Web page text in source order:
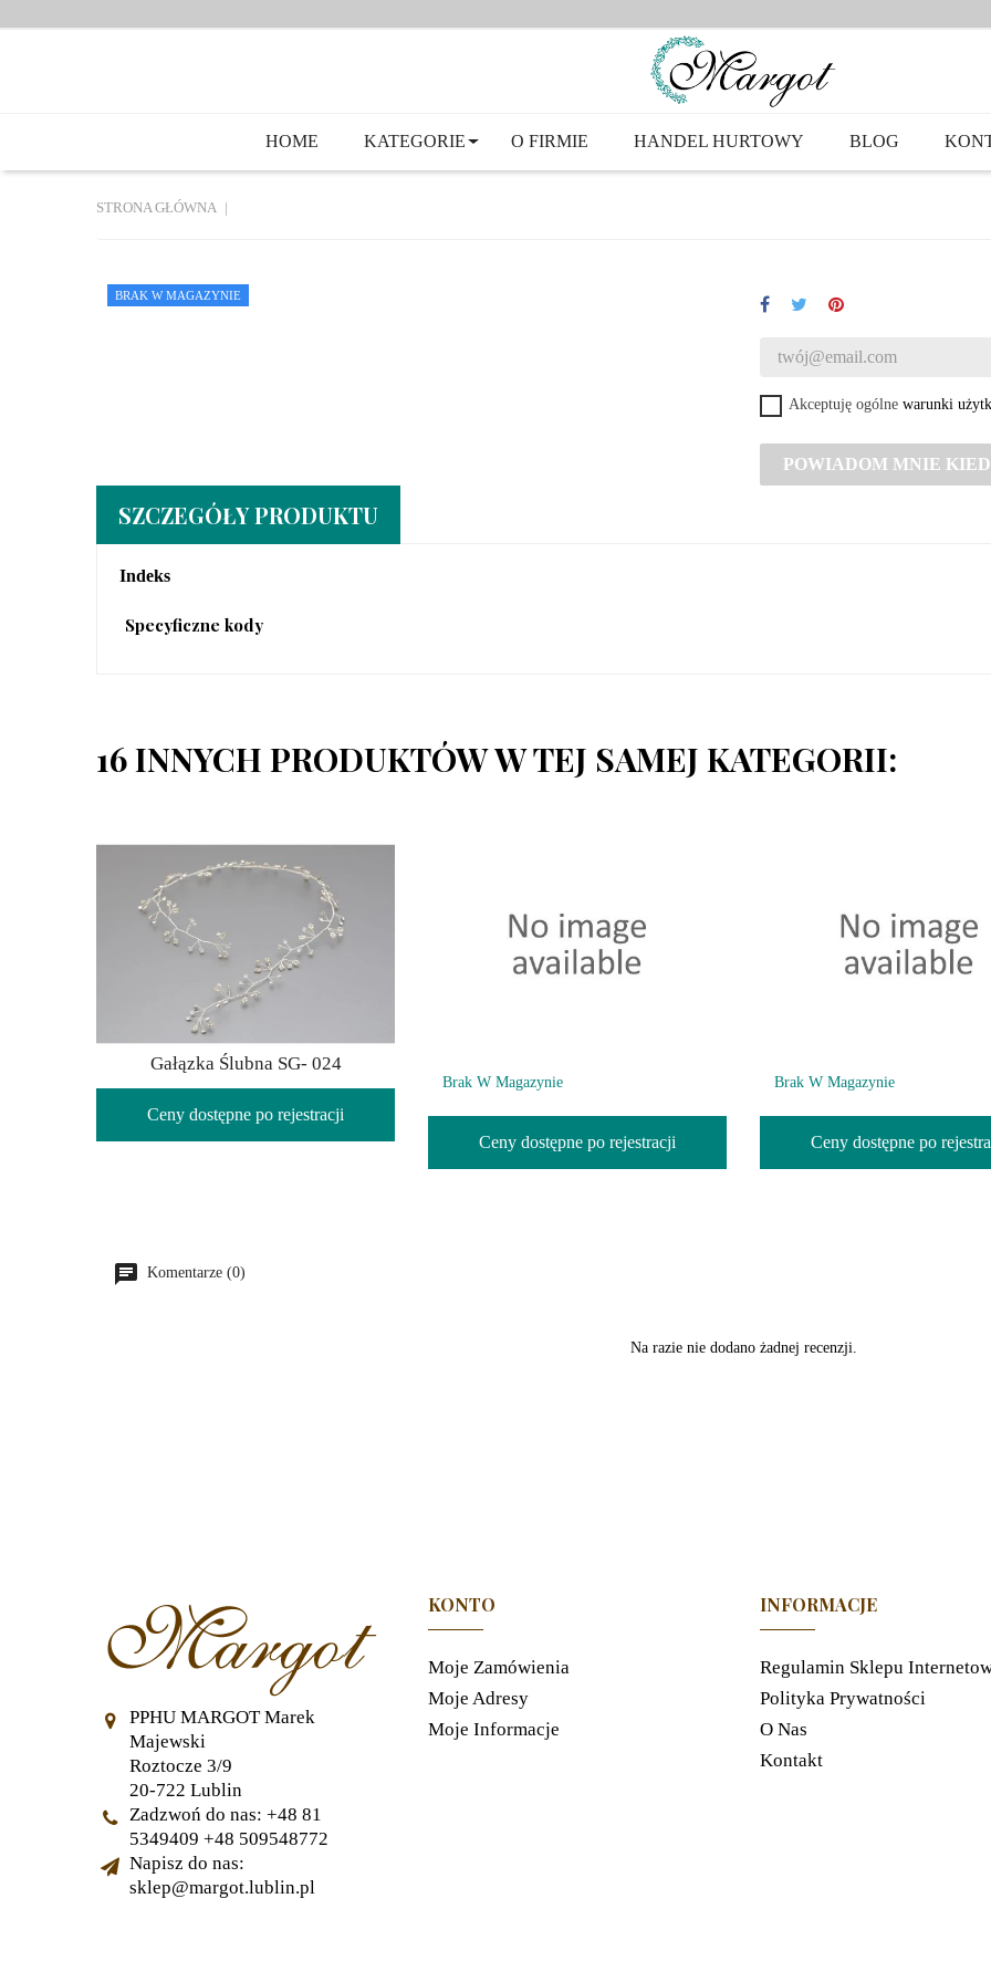
HOME KATEGORIE O FIRMIE HANDEL HURTOWY BLOG
STRONA GŁÓWNA
BRAK W MAGAZYNIE
Akceptuję ogólne warunki
POWIADOM MNIE
SZCZEGÓŁY PRODUKTU
Indeks
Specyficzne kody
16 INNYCH PRODUKTÓW W TEJ SAMEJ KATEGORII:
Gałązka Ślubna SG- 024
Ceny dostępne po rejestracji
Brak W Magazynie
Ceny dostępne po rejestracji
Brak W Magazynie
Ceny dostępne po
Komentarze (0)
Na razie nie dodano żadnej recenzji.
PPHU MARGOT Marek
Majewski
Roztocze 3/9
20-722 Lublin
Zadzwoń do nas: +48 81
5349409 +48 509548772
Napisz do nas:
sklep@margot.lublin.pl
KONTO
Moje Zamówienia
Moje Adresy
Moje Informacje
INFORMACJE
Regulamin Sklepu
Polityka Prywatności
O Nas
Kontakt